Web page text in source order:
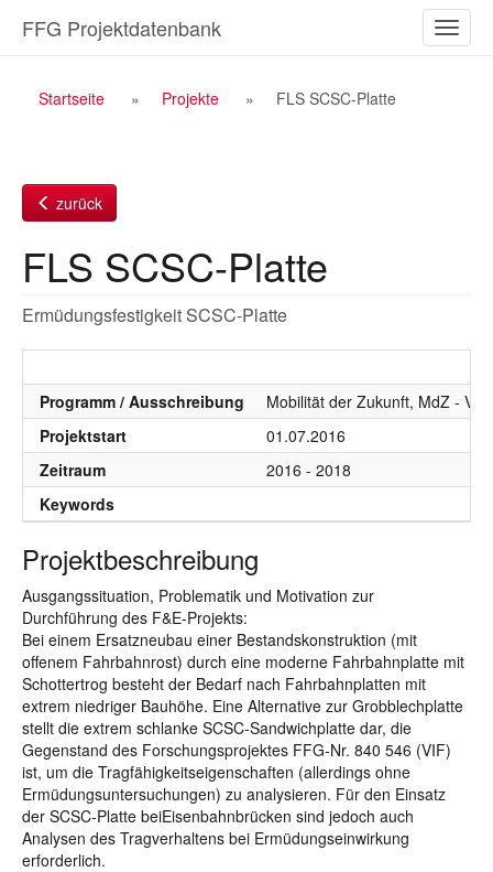
Inhalt
ein-/
FFG Projektdatenbank
Breadcrumb
Startseite Projekte FLS SCSC-Platte
zurück
FLS SCSC-Platte
Ermüdungsfestigkeit SCSC-Platte
Programm / Ausschreibung
Mobilität der Zukunft, MdZ -
Projektstart
01.07.2016
Zeitraum
2016 - 2018
Keywords
Projektbeschreibung
Ausgangssituation, Problematik und Motivation zur
Durchführung des F&E-Projekts:
Bei einem Ersatzneubau einer Bestandskonstruktion (mit
offenem Fahrbahnrost) durch eine moderne Fahrbahnplatte mit
Schottertrog besteht der Bedarf nach Fahrbahnplatten mit
extrem niedriger Bauhöhe. Eine Alternative zur Grobblechplatte
stellt die extrem schlanke SCSC-Sandwichplatte dar, die
Gegenstand des Forschungsprojektes FFG-Nr. 840 546 (VIF)
ist, um die Tragfähigkeitseigenschaften (allerdings ohne
Ermüdungsuntersuchungen) zu analysieren. Für den Einsatz
der SCSC-Platte beiEisenbahnbrücken sind jedoch auch
Analysen des Tragverhaltens bei Ermüdungseinwirkung
erforderlich.